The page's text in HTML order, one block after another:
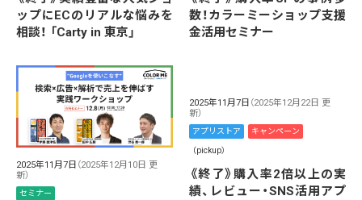
ップにECのリアルな悩みを
相談！ 「Carty in 東京」
数！カラーミーショップ支援
金活用セミナー
2025年11月7日 （2025年12月10日 更
新）
セミナー
2025年11月7日 （2025年12月22日 更
新）
アプリストア キャンペーン
（pickup）
《終了》購入率2倍以上の実
績、レビュー・SNS活用アプ